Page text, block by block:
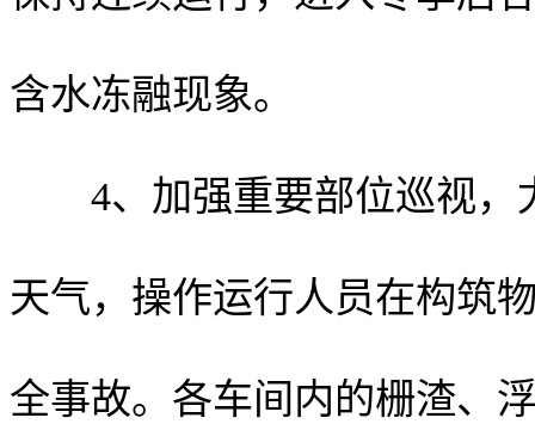
含水冻融现象。
4、加强重要部位巡视，
天气，操作运行人员在构筑
全事故。各车间内的栅渣、